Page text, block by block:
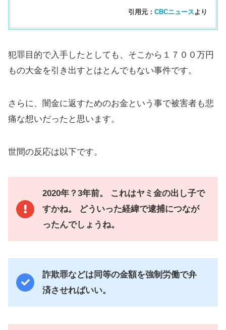
引用元： CBCニュースより
犯罪目的で入手したとしても、そこから１７００万円
もの大金を引き出すとはとんでもない事件です。
さらに、闇金に返すためのお金という事で被害者も悲
痛な想いだったと思います。
世間の反応は以下です。
2020年？3年前。 これはヤミ金の出し子で
すかね。 どういった経緯で逮捕につなが
ったんでしょうね。
詐欺罪などは同等の金額を強制労働で弁
済させればいい。